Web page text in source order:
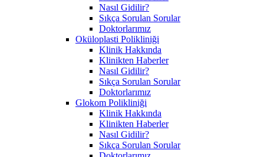
Nasıl Gidilir?
Sıkça Sorulan Sorular
Doktorlarımız
Oküloplasti Polikliniği
Klinik Hakkında
Klinikten Haberler
Nasıl Gidilir?
Sıkça Sorulan Sorular
Doktorlarımız
Glokom Polikliniği
Klinik Hakkında
Klinikten Haberler
Nasıl Gidilir?
Sıkça Sorulan Sorular